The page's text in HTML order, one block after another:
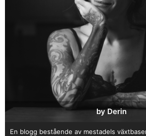
by Derin
En blogg bestående av mestadels